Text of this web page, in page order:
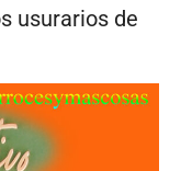
usurarios de